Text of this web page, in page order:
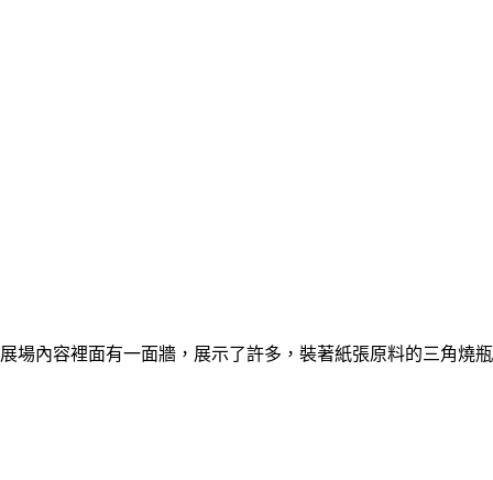
展場內容裡面有一面牆，展示了許多，裝著紙張原料的三角燒瓶